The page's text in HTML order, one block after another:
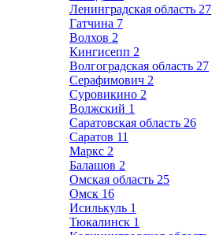
Ленинградская область 27
Гатчина 7
Волхов 2
Кингисепп 2
Волгоградская область 27
Серафимович 2
Суровикино 2
Волжский 1
Саратовская область 26
Саратов 11
Маркс 2
Балашов 2
Омская область 25
Омск 16
Исилькуль 1
Тюкалинск 1